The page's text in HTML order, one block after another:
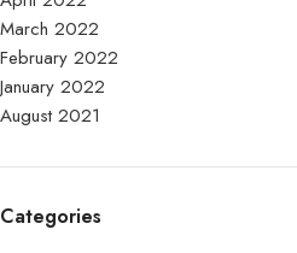
March 2022
February 2022
January 2022
August 2021
Categories